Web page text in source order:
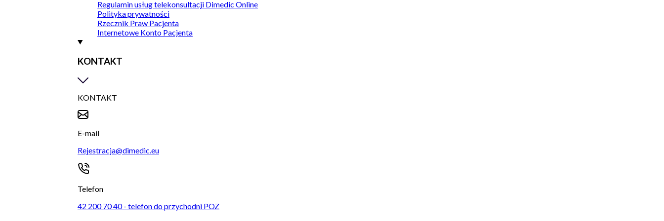
Regulamin usług telekonsultacji Dimedic Online
Polityka prywatności
Rzecznik Praw Pacjenta
Internetowe Konto Pacjenta
KONTAKT
KONTAKT
E-mail
Rejestracja@dimedic.eu
Telefon
42 200 70 40 - telefon do przychodni POZ